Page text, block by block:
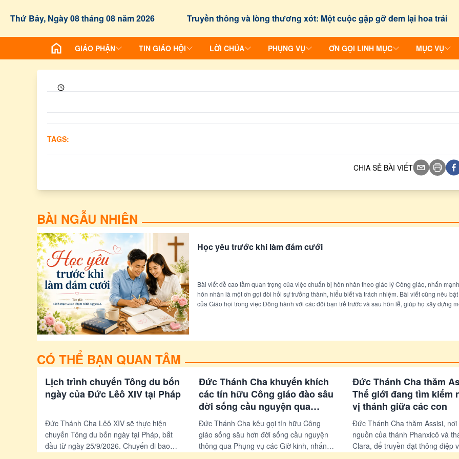
Thứ Bảy, Ngày 08 tháng 08 năm 2026 Truyền thông và lòng thương xót: Một cuộc gặp gỡ đem lại hoa trái
GIÁO PHẬN TIN GIÁO HỘI LỜI CHÚA PHỤNG VỤ ƠN GỌI LINH MỤC MỤC VỤ
TAGS:
CHIA SẺ BÀI VIẾT
BÀI NGẪU NHIÊN
Học yêu trước khi làm đám cưới
Bài viết đề cao tầm quan trọng của việc chuẩn bị hôn nhân theo giáo lý Công giáo, nhấn
hôn nhân là một ơn gọi đòi hỏi sự trưởng thành, hiểu biết và trách nhiệm. Bài viết cũng nêu bật
của Giáo hội trong việc Đồng hành với các đôi bạn trẻ trước và sau hôn lễ, giúp họ xây dựng
CÓ THỂ BẠN QUAN TÂM
Lịch trình chuyến Tông du bốn
ngày của Đức Lêô XIV tại Pháp
Đức Thánh Cha Lêô XIV sẽ thực hiện
chuyến Tông du bốn ngày tại Pháp, bắt
đầu từ ngày 25/9/2026. Chuyến đi bao
Đức Thánh Cha khuyến khích
các tín hữu Công giáo đào sâu
đời sống cầu nguyện qua
Phụng vụ các Giờ kinh
Đức Thánh Cha kêu gọi tín hữu Công
giáo sống sâu hơn đời sống cầu nguyện
thông qua Phụng vụ các Giờ kinh, nhấn
Đức Thánh Cha thăm
Thế giới đang tìm kiếm
vị thánh giữa các con
Đức Thánh Cha thăm Assisi, nơi
nguồn của thánh Phanxicô và
Clara, để truyền đạt thông điệp